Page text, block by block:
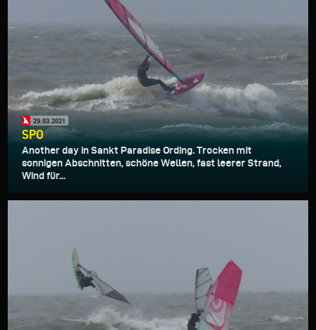
29.03.2021
SPO
Another day in Sankt Paradise Ording. Trocken mit
sonnigen Abschnitten, schöne Wellen, fast leerer Strand,
Wind für...